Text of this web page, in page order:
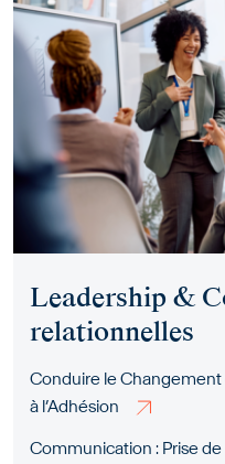
Leadership &
relationnelles
Conduire le Changement
à l’Adhésion
Communication : Prise